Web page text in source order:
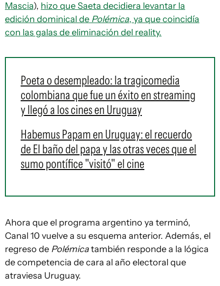
Mascia), hizo que Saeta decidiera levantar la
edición dominical de Polémica, ya que coincidía
con las galas de eliminación del reality.
Poeta o desempleado: la tragicomedia
colombiana que fue un éxito en streaming
y llegó a los cines en Uruguay
Habemus Papam en Uruguay: el recuerdo
de El baño del papa y las otras veces que el
sumo pontífice "visitó" el cine
Ahora que el programa argentino ya terminó,
Canal 10 vuelve a su esquema anterior. Además, el
regreso de Polémicatambién responde a la lógica
de competencia de cara al año electoral que
atraviesa Uruguay.